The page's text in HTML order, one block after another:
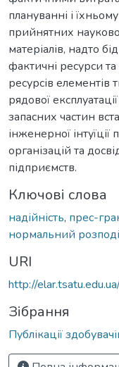
плануванні і
прийнятних
матеріалів, надто
фактичні ресурси
ресурсів елементів
рядової
запасних частин
інженерної
організацій та
підприємств.
Ключові слова
надійність, прес-
нормальний
URI
http://
Зібрання
Публікації